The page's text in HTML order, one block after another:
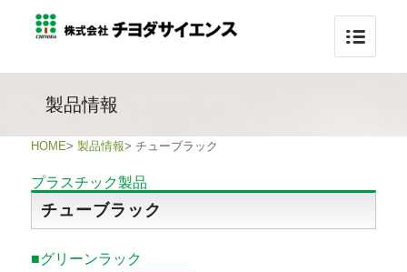
製品情報
HOME> 製品情報> チューブラック
プラスチック製品
チューブラック
■グリーンラック